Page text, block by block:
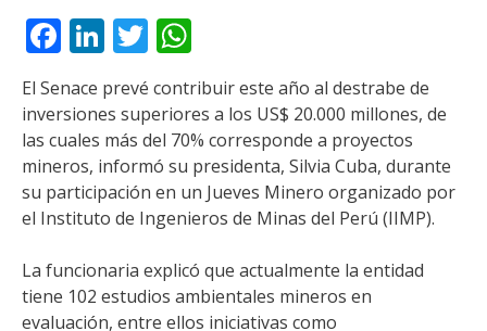
Facebook
LinkedIn
Twitter
El Senace prevé contribuir este año al destrabe de
inversiones superiores a los US$ 20.000 millones, de
las cuales más del 70% corresponde a proyectos
mineros, informó su presidenta, Silvia Cuba, durante
su participación en un Jueves Minero organizado por
el Instituto de Ingenieros de Minas del Perú (IIMP).
La funcionaria explicó que actualmente la entidad
tiene 102 estudios ambientales mineros en
evaluación, entre ellos iniciativas como